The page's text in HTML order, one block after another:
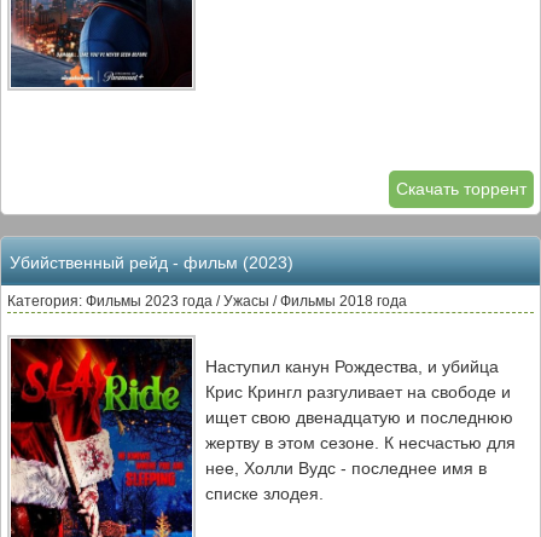
Скачать торрент
Убийственный рейд - фильм (2023)
Категория: Фильмы 2023 года / Ужасы / Фильмы 2018 года
Наступил канун Рождества, и убийца
Крис Крингл разгуливает на свободе и
ищет свою двенадцатую и последнюю
жертву в этом сезоне. К несчастью для
нее, Холли Вудс - последнее имя в
списке злодея.